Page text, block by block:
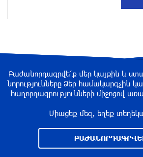
Նոր պարտքեր են
փակելու համար. «Փաստ»
Անհավասարակշռության և
կախվածության
Բաժանորդագրվե՛ք մեր կայքին և
նորությունները Ձեր համակարգչին
հաղորդագրությունների միջոցով
Միացեք մեզ, եղեք